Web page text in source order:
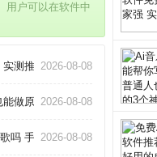
用户可以在软件中
实测推荐_2026-08-08
做原创歌_2026-08-08
吗 手把手教你玩转AI作歌_
2026-08-08